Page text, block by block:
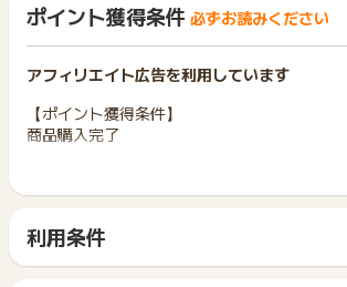
ポイント獲得条件 必ずお読みください
アフィリエイト広告を利用しています
【ポイント獲得条件】
商品購入完了
※キャンセル・不備・いたずら・商品受取拒
※本広告は以下に関する調査依頼を一切お受け
ポイントタウンサポートでも対応いたしかね
利用条件